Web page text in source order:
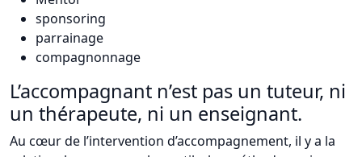
sponsoring
parrainage
compagnonnage
L’accompagnant n’est pas un tuteur, ni
un thérapeute, ni un enseignant.
Au cœur de l’intervention d’accompagnement, il y a la